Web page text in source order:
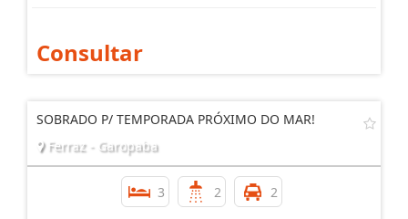
Consultar
SOBRADO P/ TEMPORADA PRÓXIMO DO MAR!
Ferraz - Garopaba
3 2 2